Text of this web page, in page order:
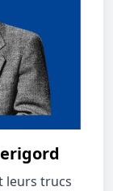
leurs trucs